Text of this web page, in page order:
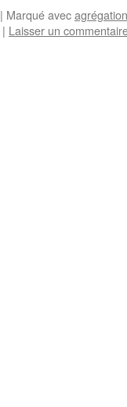
| Marqué avecagrégation
| Laisser un